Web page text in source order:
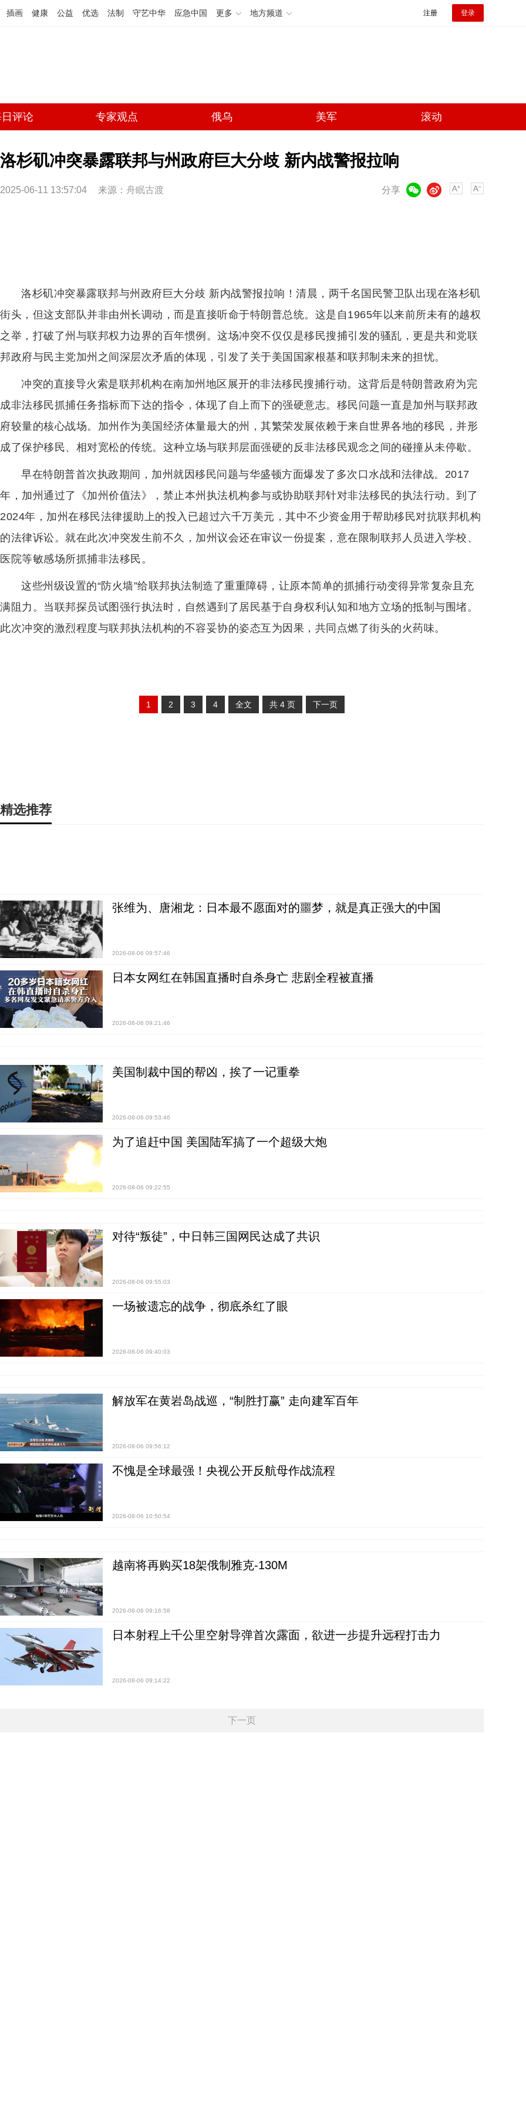
插画 健康 公益 优选 法制 守艺中华 应急中国 更多 地方频道 注册 登录
评论 专家观点 俄乌 美军 滚动
洛杉矶冲突暴露联邦与州政府巨大分歧 新内战警报拉响
2025-06-11 13:57:04 来源： 舟眠古渡 分享
微博
洛杉矶冲突暴露联邦与州政府巨大分歧 新内战警报拉响！清晨，两千名国民警卫队出现在洛杉矶
街头，但这支部队并非由州长调动，而是直接听命于特朗普总统。这是自1965年以来前所未有的越权
之举，打破了州与联邦权力边界的百年惯例。这场冲突不仅仅是移民搜捕引发的骚乱，更是共和党联
邦政府与民主党加州之间深层次矛盾的体现，引发了关于美国国家根基和联邦制未来的担忧。
冲突的直接导火索是联邦机构在南加州地区展开的非法移民搜捕行动。这背后是特朗普政府为完
成非法移民抓捕任务指标而下达的指令，体现了自上而下的强硬意志。移民问题一直是加州与联邦政
府较量的核心战场。加州作为美国经济体量最大的州，其繁荣发展依赖于来自世界各地的移民，并形
成了保护移民、相对宽松的传统。这种立场与联邦层面强硬的反非法移民观念之间的碰撞从未停歇。
早在特朗普首次执政期间，加州就因移民问题与华盛顿方面爆发了多次口水战和法律战。2017
年，加州通过了《加州价值法》，禁止本州执法机构参与或协助联邦针对非法移民的执法行动。到了
2024年，加州在移民法律援助上的投入已超过六千万美元，其中不少资金用于帮助移民对抗联邦机构
的法律诉讼。就在此次冲突发生前不久，加州议会还在审议一份提案，意在限制联邦人员进入学校、
医院等敏感场所抓捕非法移民。
这些州级设置的“防火墙”给联邦执法制造了重重障碍，让原本简单的抓捕行动变得异常复杂且充
满阻力。当联邦探员试图强行执法时，自然遇到了居民基于自身权利认知和地方立场的抵制与围堵。
此次冲突的激烈程度与联邦执法机构的不容妥协的姿态互为因果，共同点燃了街头的火药味。
1 2 3 4 全文 共 4 页 下一页
精选推荐
张维为、唐湘龙：日本最不愿面对的噩梦，就是真正强大的中国
2026-08-06 09:57:46
日本女网红在韩国直播时自杀身亡 悲剧全程被直播
2026-08-06 09:21:46
美国制裁中国的帮凶，挨了一记重拳
2026-08-06 09:53:46
为了追赶中国 美国陆军搞了一个超级大炮
2026-08-06 09:22:55
对待“叛徒”，中日韩三国网民达成了共识
2026-08-06 09:55:03
一场被遗忘的战争，彻底杀红了眼
2026-08-06 09:40:03
解放军在黄岩岛战巡，“制胜打赢” 走向建军百年
2026-08-06 09:56:12
不愧是全球最强！央视公开反航母作战流程
2026-08-06 10:50:54
越南将再购买18架俄制雅克-130M
2026-08-06 09:16:58
日本射程上千公里空射导弹首次露面，欲进一步提升远程打击力
2026-08-06 09:14:22
下一页